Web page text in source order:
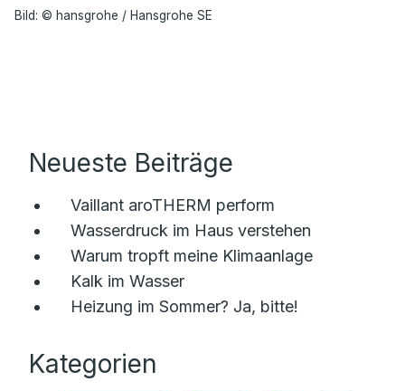
Bild: © hansgrohe / Hansgrohe SE
Neueste Beiträge
Vaillant aroTHERM perform
Wasserdruck im Haus verstehen
Warum tropft meine Klimaanlage
Kalk im Wasser
Heizung im Sommer? Ja, bitte!
Kategorien